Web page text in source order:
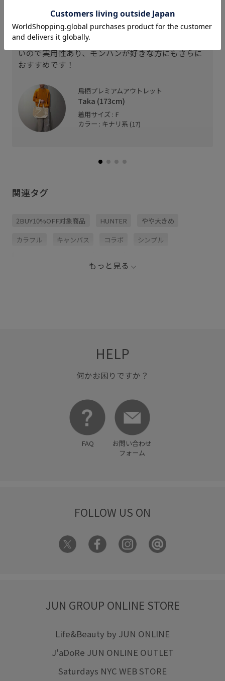
ちょっとしたお出かけや、これから春のピクニック
やお花見にもってこいのアイテムです！容量も大き
いので実用性あり、モンハンが好きな方にもさらに
おすすめです！
鳥栖プレミアムアウトレット
Taka (173cm)
着用サイズ : F
カラー : キナリ系 (17)
関連タグ
2BUY10%OFF対象商品 HUNTER やや大きめ
カラフル キャンバス コラボ シンプル
もっと見る
HELP
何かお困りですか？
FAQ
お問い合わせ
フォーム
FOLLOW US ON
JUN GROUP ONLINE STORE
Life&Beauty by JUN ONLINE
J'aDoRe JUN ONLINE OUTLET
Saturdays NYC WEB STORE